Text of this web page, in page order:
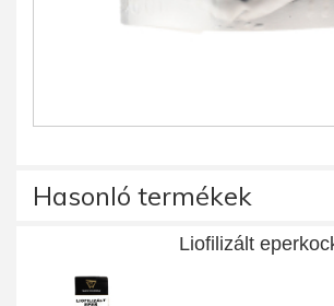
Hasonló termékek
Liofilizált